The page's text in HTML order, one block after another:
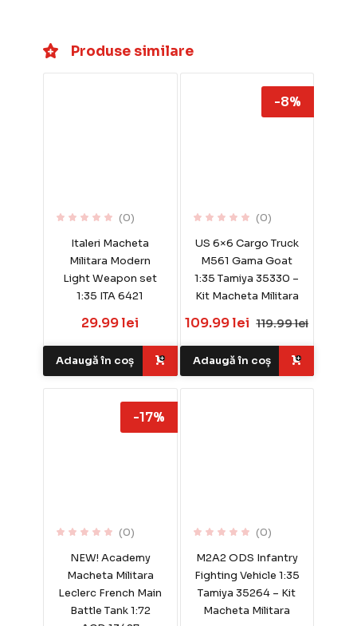
Produse similare
(0)
Italeri Macheta
Militara Modern
Light Weapon set
1:35 ITA 6421
29.99 lei
Adaugă în coș
(0)
US 6×6 Cargo Truck
M561 Gama Goat
1:35 Tamiya 35330 –
Kit Macheta Militara
109.99 lei 119.99 lei
-8%
Adaugă în coș
(0)
NEW! Academy
Macheta Militara
Leclerc French Main
Battle Tank 1:72
-17%
(0)
M2A2 ODS Infantry
Fighting Vehicle 1:35
Tamiya 35264 – Kit
Macheta Militara